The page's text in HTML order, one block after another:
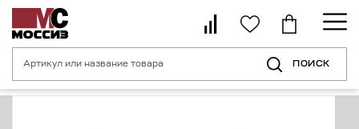
ПОИСК
Главная страница Средства индивидуальной защиты рук